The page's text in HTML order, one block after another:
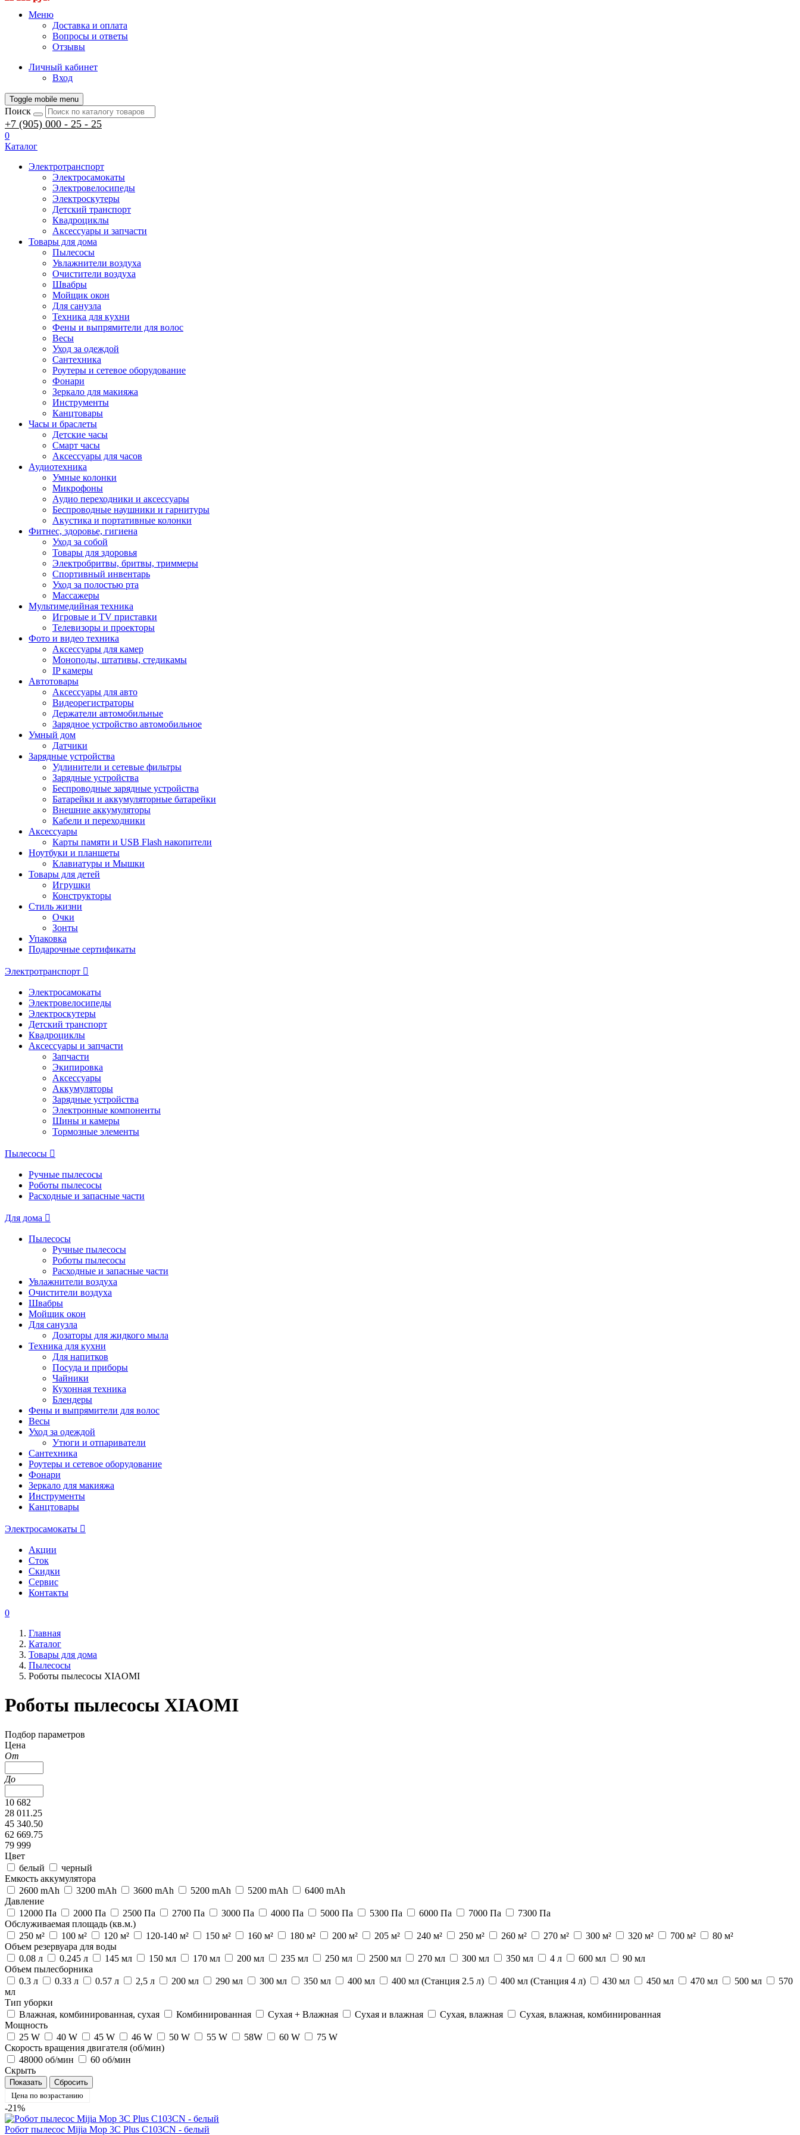
Меню
Доставка и оплата
Вопросы и ответы
Отзывы
Личный кабинет
Вход
Toggle mobile menu
Поиск
+7 (905) 000 - 25 - 25
0
Каталог
Электротранспорт
Электросамокаты
Электровелосипеды
Электроскутеры
Детский транспорт
Квадроциклы
Аксессуары и запчасти
Товары для дома
Пылесосы
Увлажнители воздуха
Очистители воздуха
Швабры
Мойщик окон
Для санузла
Техника для кухни
Фены и выпрямители для волос
Весы
Уход за одеждой
Сантехника
Роутеры и сетевое оборудование
Фонари
Зеркало для макияжа
Инструменты
Канцтовары
Часы и браслеты
Детские часы
Смарт часы
Аксессуары для часов
Аудиотехника
Умные колонки
Микрофоны
Аудио переходники и аксессуары
Беспроводные наушники и гарнитуры
Акустика и портативные колонки
Фитнес, здоровье, гигиена
Уход за собой
Товары для здоровья
Электробритвы, бритвы, триммеры
Спортивный инвентарь
Уход за полостью рта
Массажеры
Мультимедийная техника
Игровые и TV приставки
Телевизоры и проекторы
Фото и видео техника
Аксессуары для камер
Моноподы, штативы, стедикамы
IP камеры
Автотовары
Аксессуары для авто
Видеорегистраторы
Держатели автомобильные
Зарядное устройство автомобильное
Умный дом
Датчики
Зарядные устройства
Удлинители и сетевые фильтры
Зарядные устройства
Беспроводные зарядные устройства
Батарейки и аккумуляторные батарейки
Внешние аккумуляторы
Кабели и переходники
Аксессуары
Карты памяти и USB Flash накопители
Ноутбуки и планшеты
Клавиатуры и Мышки
Товары для детей
Игрушки
Конструкторы
Стиль жизни
Очки
Зонты
Упаковка
Подарочные сертификаты
Электротранспорт
Электросамокаты
Электровелосипеды
Электроскутеры
Детский транспорт
Квадроциклы
Аксессуары и запчасти
Запчасти
Экипировка
Аксессуары
Аккумуляторы
Зарядные устройства
Электронные компоненты
Шины и камеры
Тормозные элементы
Пылесосы
Ручные пылесосы
Роботы пылесосы
Расходные и запасные части
Для дома
Пылесосы
Ручные пылесосы
Роботы пылесосы
Расходные и запасные части
Увлажнители воздуха
Очистители воздуха
Швабры
Мойщик окон
Для санузла
Дозаторы для жидкого мыла
Техника для кухни
Для напитков
Посуда и приборы
Чайники
Кухонная техника
Блендеры
Фены и выпрямители для волос
Весы
Уход за одеждой
Утюги и отпариватели
Сантехника
Роутеры и сетевое оборудование
Фонари
Зеркало для макияжа
Инструменты
Канцтовары
Электросамокаты
Акции
Сток
Скидки
Сервис
Контакты
0
Главная
Каталог
Товары для дома
Пылесосы
Роботы пылесосы XIAOMI
Роботы пылесосы XIAOMI
Подбор параметров
Цена
От
До
10 682
28 011.25
45 340.50
62 669.75
79 999
Цвет
белый
черный
Емкость аккумулятора
2600 mAh
3200 mAh 3600 mAh 5200 mAh 5200 mAh
6400 mAh
Давление
12000 Па
2000 Па 2500 Па 2700 Па 3000 Па 4000 Па 5000 Па 5300 Па 6000 Па 7000 Па
7300 Па
Обслуживаемая площадь (кв.м.)
250 м²
100 м² 120 м² 120-140 м² 150 м² 160 м² 180 м² 200 м² 205 м² 240 м² 250 м² 260 м² 270 м² 300 м² 320 м² 700 м²
80 м²
Объем резервуара для воды
0.08 л
0.245 л 145 мл 150 мл 170 мл 200 мл 235 мл 250 мл 2500 мл 270 мл 300 мл 350 мл 4 л 600 мл
90 мл
Объем пылесборника
0.3 л
0.33 л 0.57 л 2,5 л 200 мл 290 мл 300 мл 350 мл 400 мл 400 мл (Станция 2.5 л) 400 мл (Станция 4 л) 430 мл 450 мл 470 мл 500 мл
570
мл
Тип уборки
Влажная, комбинированная, сухая
Комбинированная Сухая + Влажная Сухая и влажная Сухая, влажная
Сухая, влажная, комбинированная
Мощность
25 W
40 W 45 W 46 W 50 W 55 W 58W 60 W
75 W
Скорость вращения двигателя (об/мин)
48000 об/мин
60 об/мин
Скрыть
Цена по возрастанию
-21%
Робот пылесос Mijia Mop 3C Plus C103CN - белый